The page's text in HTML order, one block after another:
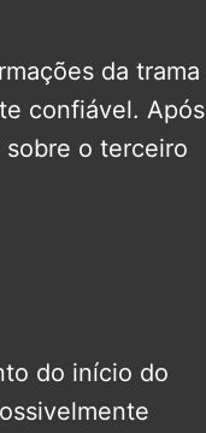
da trama
confiável. Após
sobre o terceiro
do início do